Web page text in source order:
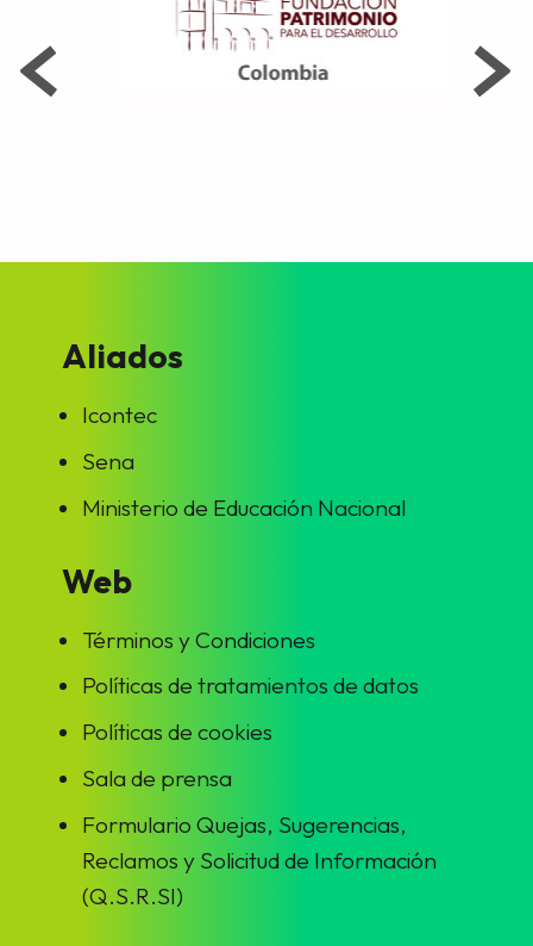
Aliados
Icontec
Sena
Ministerio de Educación Nacional
Web
Términos y Condiciones
Políticas de tratamientos de datos
Políticas de cookies
Sala de prensa
Formulario Quejas, Sugerencias,
Reclamos y Solicitud de Información
(Q.S.R.SI)